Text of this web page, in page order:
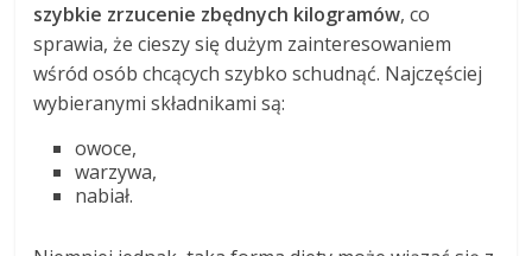
szybkie zrzucenie zbędnych kilogramów, co
sprawia, że cieszy się dużym zainteresowaniem
wśród osób chcących szybko schudnąć. Najczęściej
wybieranymi składnikami są:
owoce,
warzywa,
nabiał.